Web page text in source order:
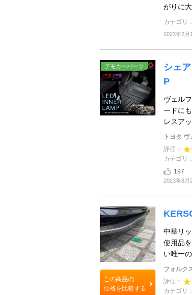
がりに
カテゴリ
2023年2月
デモカーパーツ
シェ
P
ヴェル
ードに
レスア
トヨタ
評価：
カテゴリ
197
2023年8月
この商品の
価格を比較する
中華リ
使用品
い唯一
フォルク
評価：
カテゴリ